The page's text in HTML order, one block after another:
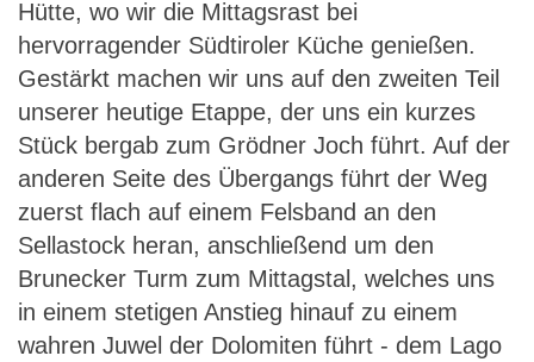
Hütte, wo wir die Mittagsrast bei
hervorragender Südtiroler Küche genießen.
Gestärkt machen wir uns auf den zweiten Teil
unserer heutige Etappe, der uns ein kurzes
Stück bergab zum Grödner Joch führt. Auf der
anderen Seite des Übergangs führt der Weg
zuerst flach auf einem Felsband an den
Sellastock heran, anschließend um den
Brunecker Turm zum Mittagstal, welches uns
in einem stetigen Anstieg hinauf zu einem
wahren Juwel der Dolomiten führt - dem Lago